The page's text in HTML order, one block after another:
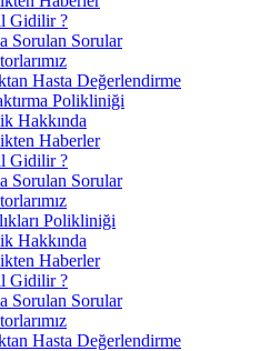
Gidilir ?
Sorulan Sorular
Hasta Değerlendirme
Polikliniği
Hakkında
Haberler
Gidilir ?
Sorulan Sorular
Polikliniği
Hakkında
Haberler
Gidilir ?
Sorulan Sorular
Hasta Değerlendirme